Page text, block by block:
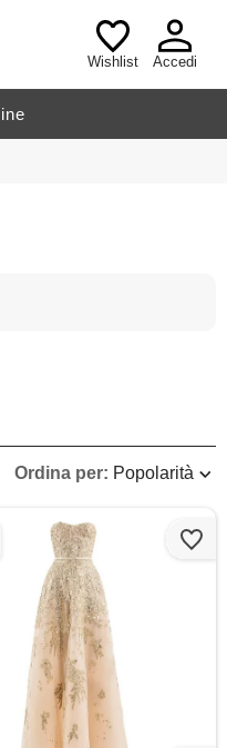
Wishlist Accedi
Ordina per: Popolarità